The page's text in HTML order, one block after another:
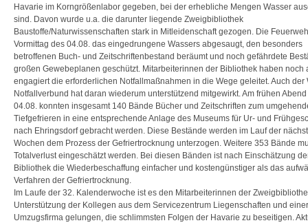
Havarie im Korngrößenlabor gegeben, bei der erhebliche Mengen Wasser
sind. Davon wurde u.a. die darunter liegende Zweigbibliothek
Baustoffe/Naturwissenschaften stark in Mitleidenschaft gezogen. Die
Vormittag des 04.08. das eingedrungene Wassers abgesaugt, den besonders
betroffenen Buch- und Zeitschriftenbestand beräumt und noch gefährdete
großen Gewebeplanen geschützt. Mitarbeiterinnen der Bibliothek haben noch
engagiert die erforderlichen Notfallmaßnahmen in die Wege geleitet. Auch der
Notfallverbund hat daran wiederum unterstützend mitgewirkt. Am frühen
04.08. konnten insgesamt 140 Bände Bücher und Zeitschriften zum
Tiefgefrieren in eine entsprechende Anlage des Museums für Ur- und
nach Ehringsdorf gebracht werden. Diese Bestände werden im Lauf der
Wochen dem Prozess der Gefriertrocknung unterzogen. Weitere 353 Bände
Totalverlust eingeschätzt werden. Bei diesen Bänden ist nach Einschätzung
Bibliothek die Wiederbeschaffung einfacher und kostengünstiger als das
Verfahren der Gefriertrocknung.
Im Laufe der 32. Kalenderwoche ist es den Mitarbeiterinnen der
Unterstützung der Kollegen aus dem Servicezentrum Liegenschaften und einer
Umzugsfirma gelungen, die schlimmsten Folgen der Havarie zu beseitigen.